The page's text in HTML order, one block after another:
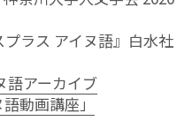
ラス アイヌ語』白水社
語アーカイブ
動画講座」